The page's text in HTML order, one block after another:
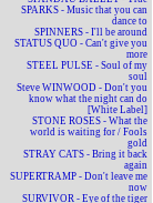
SPARKS - Music that you can
dance to
SPINNERS - I'll be around
STATUS QUO - Can't give you
more
STEEL PULSE - Soul of my
soul
Steve WINWOOD - Don't you
know what the night can do
[White Label]
STONE ROSES - What the
world is waiting for / Fools
gold
STRAY CATS - Bring it back
again
SUPERTRAMP - Don't leave me
now
SURVIVOR - Eye of the tiger